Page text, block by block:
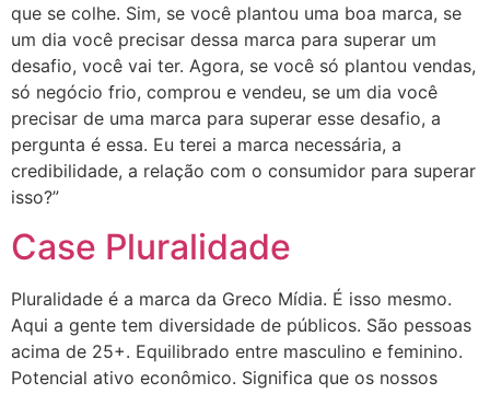
que se colhe. Sim, se você plantou uma boa marca, se
um dia você precisar dessa marca para superar um
desafio, você vai ter. Agora, se você só plantou vendas,
só negócio frio, comprou e vendeu, se um dia você
precisar de uma marca para superar esse desafio, a
pergunta é essa. Eu terei a marca necessária, a
credibilidade, a relação com o consumidor para superar
isso?”
Case Pluralidade
Pluralidade é a marca da Greco Mídia. É isso mesmo.
Aqui a gente tem diversidade de públicos. São pessoas
acima de 25+. Equilibrado entre masculino e feminino.
Potencial ativo econômico. Significa que os nossos